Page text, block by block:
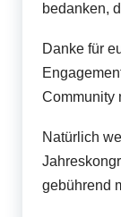
bedanken,
Danke für
Community
Natürlich
gebührend